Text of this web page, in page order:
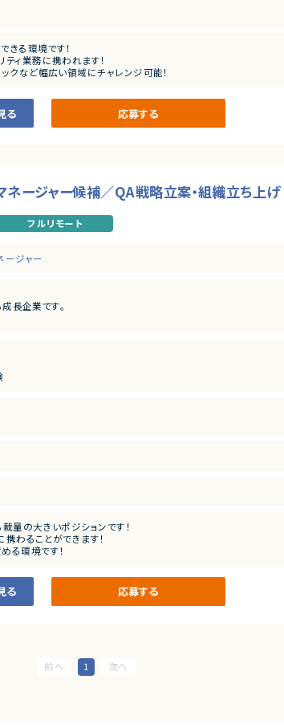
る環境です！
ィ業務に携われます！
クなど幅広い領域にチャレンジ可能！
ことができます！
る 応募する
ージャー候補／QA戦略立案・組織立ち上げ
フルリモート
ージャー
長企業です。
善方針の策定
改善
成果物レビュー
上施策の推進
グ
理の経験
したQAプロセス設計の経験
らのQA体制構築経験
略をリードしたい方
量の大きいポジションです！
わることができます！
る環境です！
も担保されています！
る 応募する
1